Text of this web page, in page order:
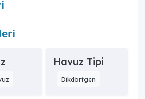
Havuz Tipi
Dikdörtgen